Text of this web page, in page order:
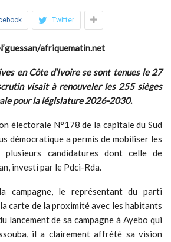
Twitter
afriquematin.net
en Côte d’Ivoire se sont tenues le 27
visait à renouveler les 255 sièges
pour la législature 2026-2030.
électorale N°178 de la capitale du Sud
démocratique a permis de mobiliser les
candidatures dont celle de
investi par le Pdci-Rda.
campagne, le représentant du parti
carte de la proximité avec les habitants
lancement de sa campagne à Ayebo qui
il a clairement affrété sa vision